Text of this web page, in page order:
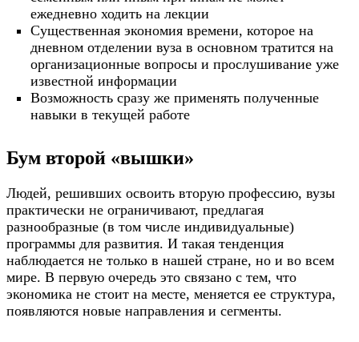
ежедневно ходить на лекции
Существенная экономия времени, которое на
дневном отделении вуза в основном тратится на
организационные вопросы и прослушивание уже
известной информации
Возможность сразу же применять полученные
навыки в текущей работе
Бум второй «вышки»
Людей, решивших освоить вторую профессию, вузы
практически не ограничивают, предлагая
разнообразные (в том числе индивидуальные)
программы для развития. И такая тенденция
наблюдается не только в нашей стране, но и во всем
мире. В первую очередь это связано с тем, что
экономика не стоит на месте, меняется ее структура,
появляются новые направления и сегменты.